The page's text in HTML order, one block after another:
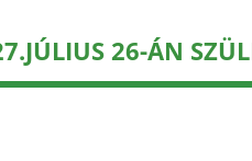
26-ÁN